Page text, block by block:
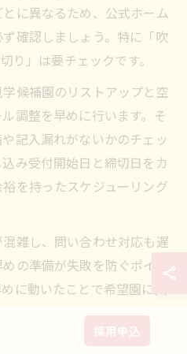
に異なるため、公式ホーム
確認しましょう。特に「吹
り」は要チェックです。
候補園のリストアップと空
調整を早めに行います。そ
記入漏れがないかのチェッ
み受付開始日と締切日をカ
を持ったスケジューリング
雑し、問い合わせ対応も遅
の準備が失敗を防ぐポイン
に動いたことで希望園に入
計画的な行動が成功の秘訣
採用申込